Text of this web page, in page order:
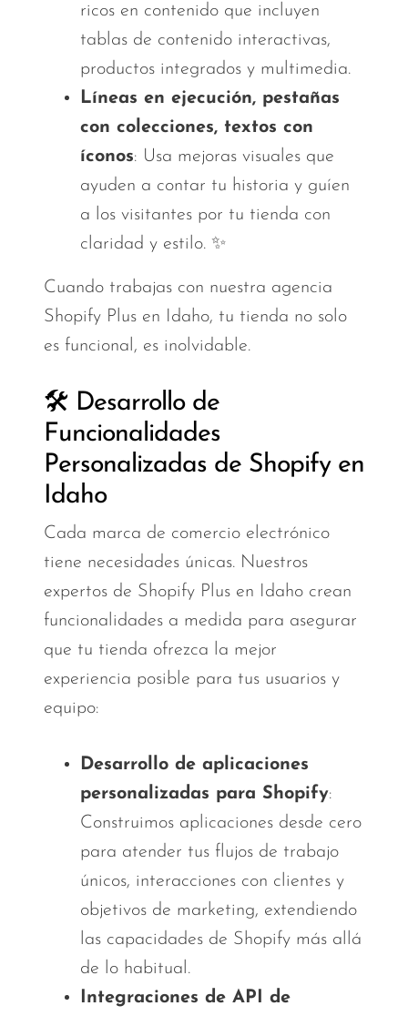
ricos en contenido que incluyen
tablas de contenido interactivas,
productos integrados y multimedia.
Líneas en ejecución, pestañas
con colecciones, textos con
íconos: Usa mejoras visuales que
ayuden a contar tu historia y guíen
a los visitantes por tu tienda con
claridad y estilo. ✨
Cuando trabajas con nuestra agencia
Shopify Plus en Idaho, tu tienda no solo
es funcional, es inolvidable.
🛠️ Desarrollo de
Funcionalidades
Personalizadas de Shopify en
Idaho
Cada marca de comercio electrónico
tiene necesidades únicas. Nuestros
expertos de Shopify Plus en Idaho crean
funcionalidades a medida para asegurar
que tu tienda ofrezca la mejor
experiencia posible para tus usuarios y
equipo:
Desarrollo de aplicaciones
personalizadas para Shopify:
Construimos aplicaciones desde cero
para atender tus flujos de trabajo
únicos, interacciones con clientes y
objetivos de marketing, extendiendo
las capacidades de Shopify más allá
de lo habitual.
Integraciones de API de